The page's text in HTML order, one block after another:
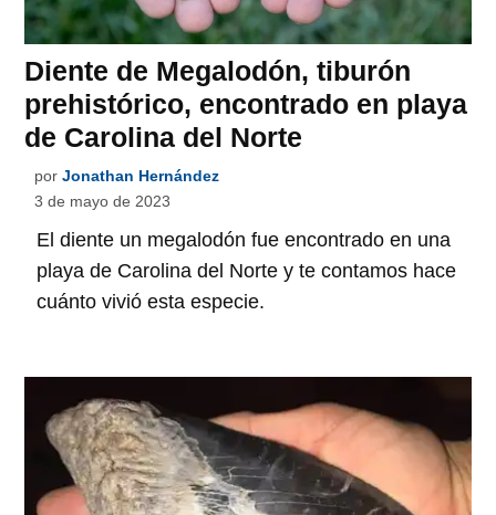
Diente de Megalodón, tiburón
prehistórico, encontrado en playa
de Carolina del Norte
por Jonathan Hernández
3 de mayo de 2023
El diente un megalodón fue encontrado en una
playa de Carolina del Norte y te contamos hace
cuánto vivió esta especie.